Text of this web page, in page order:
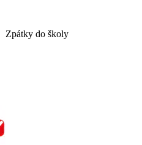
Zpátky do školy